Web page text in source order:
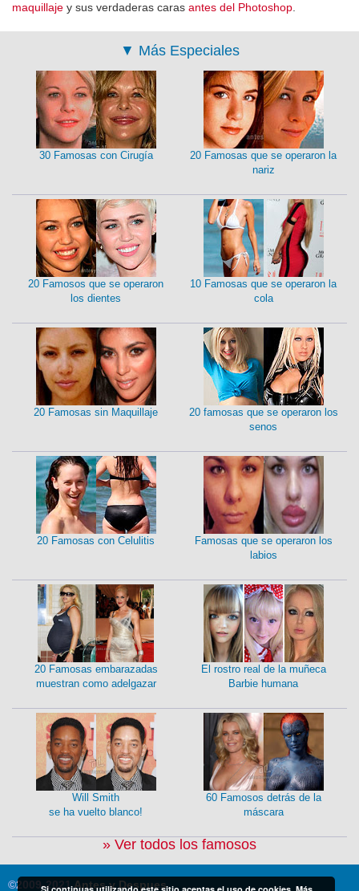
maquillaje y sus verdaderas caras antes del Photoshop
▼ Más Especiales
30 Famosas con Cirugía
20 Famosas que se operaron la
nariz
20 Famosos que se operaron
los dientes
10 Famosas que se operaron la
cola
20 Famosas sin Maquillaje
20 famosas que se operaron los
senos
20 Famosas con Celulitis
Famosas que se operaron los
labios
20 Famosas embarazadas
muestran como adelgazar
El rostro real de la muñeca
Barbie humana
Will Smith
se ha vuelto blanco!
60 Famosos detrás de la
máscara
» Ver todos los famosos
©2009-2021Antes y Despues